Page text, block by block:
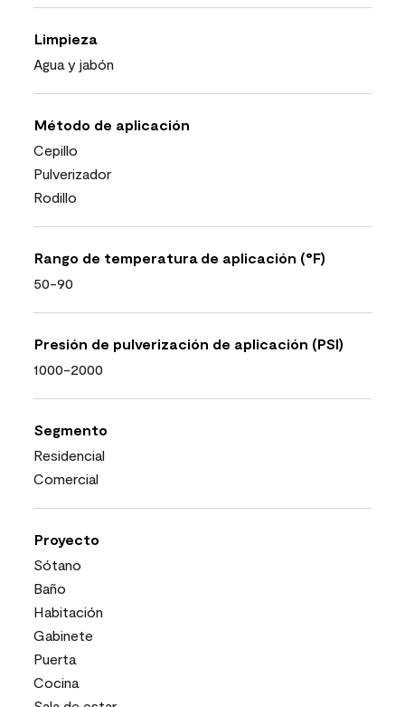
Limpieza
Agua y jabón
Método de aplicación
Cepillo
Pulverizador
Rodillo
Rango de temperatura de aplicación (°F)
50-90
Presión de pulverización de aplicación (PSI)
1000-2000
Segmento
Residencial
Comercial
Proyecto
Sótano
Baño
Habitación
Gabinete
Puerta
Cocina